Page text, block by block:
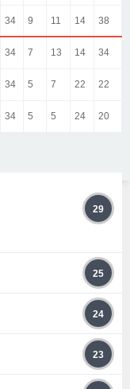
34 9 11 14 38
34 7 13 14 34
34 5 7 22 22
34 5 5 24 20
29
25
24
23